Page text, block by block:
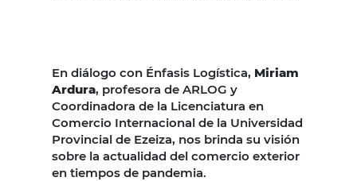
En diálogo con Énfasis Logística, Miriam
Ardura, profesora de ARLOG y
Coordinadora de la Licenciatura en
Comercio Internacional de la Universidad
Provincial de Ezeiza, nos brinda su visión
sobre la actualidad del comercio exterior
en tiempos de pandemia.